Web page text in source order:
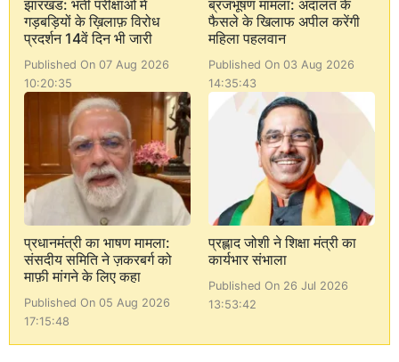
झारखंड: भर्ती परीक्षाओं में
गड़बड़ियों के ख़िलाफ़ विरोध
प्रदर्शन 14वें दिन भी जारी
Published On 07 Aug 2026
10:20:35
ब्रजभूषण मामला: अदालत के
फैसले के खिलाफ अपील करेंगी
महिला पहलवान
Published On 03 Aug 2026
14:35:43
प्रधानमंत्री का भाषण मामला:
संसदीय समिति ने ज़करबर्ग को
माफ़ी मांगने के लिए कहा
Published On 05 Aug 2026
17:15:48
प्रह्लाद जोशी ने शिक्षा मंत्री का
कार्यभार संभाला
Published On 26 Jul 2026
13:53:42